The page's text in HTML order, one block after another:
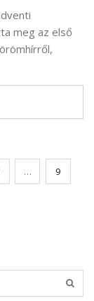
meg az első
… 9